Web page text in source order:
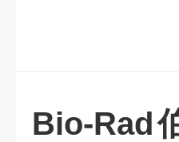
Bio-Rad